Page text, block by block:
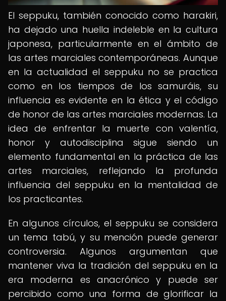
El seppuku, también conocido como harakiri,
ha dejado una huella indeleble en la cultura
japonesa, particularmente en el ámbito de
las artes marciales contemporáneas. Aunque
en la actualidad el seppuku no se practica
como en los tiempos de los samuráis, su
influencia es evidente en la ética y el código
de honor de las artes marciales modernas. La
idea de enfrentar la muerte con valentía,
honor y autodisciplina sigue siendo un
elemento fundamental en la práctica de las
artes marciales, reflejando la profunda
influencia del seppuku en la mentalidad de
los practicantes.
En algunos círculos, el seppuku se considera
un tema tabú, y su mención puede generar
controversia. Algunos argumentan que
mantener viva la tradición del seppuku en la
era moderna es anacrónico y puede ser
percibido como una forma de glorificar la